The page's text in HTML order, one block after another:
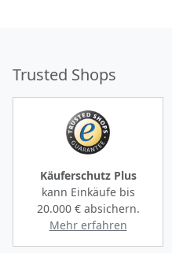
Trusted Shops
Käuferschutz Plus
kann Einkäufe bis
20.000 €absichern.
Mehr erfahren